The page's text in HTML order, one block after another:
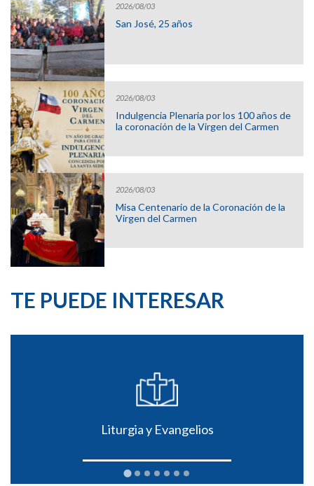
2026/08/03
San José, 25 años
2026/08/03
Indulgencia Plenaria por los 100 años de
la coronación de la Virgen del Carmen
2026/08/03
Misa Centenario de la Coronación de la
Virgen del Carmen
TE PUEDE INTERESAR
Liturgia y Evangelios